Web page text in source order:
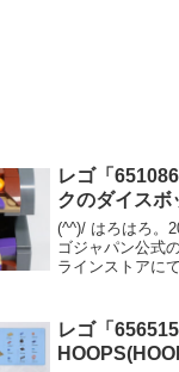
レゴ「
クのダイスボ
(^^)/ はろはろ。
ゴジャパン公式
ラインストアに
です...
レゴ「